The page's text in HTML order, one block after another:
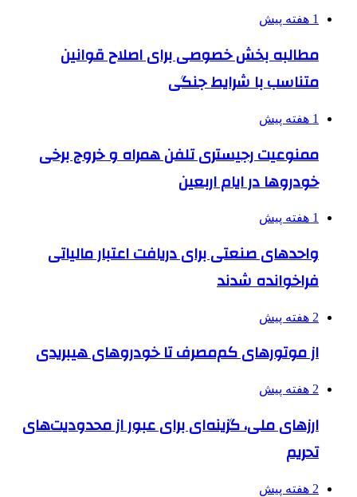
1 هفته پیش
مطالبه بخش خصوصی برای اصلاح قوانین
متناسب با شرایط جنگی
1 هفته پیش
ممنوعیت رجیستری تلفن همراه و خروج برخی
خودروها در ایام اربعین
1 هفته پیش
واحدهای صنعتی برای دریافت اعتبار مالیاتی
فراخوانده شدند
2 هفته پیش
از موتورهای کم‌مصرف تا خودروهای هیبریدی
2 هفته پیش
ارزهای ملی، گزینه‌ای برای عبور از محدودیت‌های
تحریم
2 هفته پیش